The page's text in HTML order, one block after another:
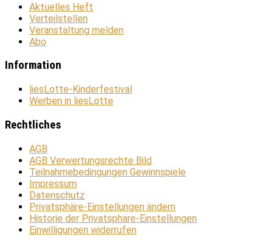
Aktuelles Heft
Verteilstellen
Veranstaltung melden
Abo
Information
liesLotte-Kinderfestival
Werben in liesLotte
Rechtliches
AGB
AGB Verwertungsrechte Bild
Teilnahmebedingungen Gewinnspiele
Impressum
Datenschutz
Privatsphäre-Einstellungen ändern
Historie der Privatsphäre-Einstellungen
Einwilligungen widerrufen